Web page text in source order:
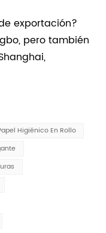
exportación?
pero también
Higiénico En Rollo